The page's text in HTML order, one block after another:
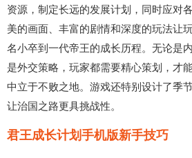
资源，制定长远的发展计划，同时应对
美的画面、丰富的剧情和深度的玩法让
名小卒到一代帝王的成长历程。无论是
是外交策略，玩家都需要精心策划，才
中立于不败之地。游戏还特别设计了季
让治国之路更具挑战性。
君王成长计划手机版新手技巧